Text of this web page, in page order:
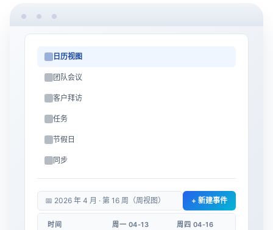
日历视图
团队会议
客户拜访
任务
节假日
同步
📅 2026 年 4 月 · 第 16 周（周视图） + 新建事件
时间 周一 04-13 周四 04-16